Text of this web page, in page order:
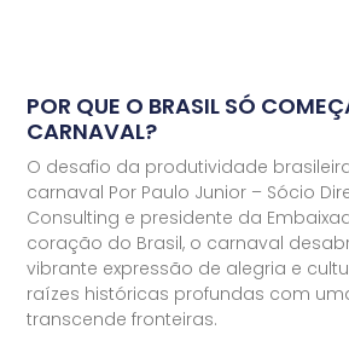
POR QUE O BRASIL SÓ
CARNAVAL?
O desafio da produtividade
carnaval Por Paulo Junior – Sócio
Consulting e presidente da
coração do Brasil, o carnaval
vibrante expressão de alegria e
raízes históricas profundas com
transcende fronteiras.